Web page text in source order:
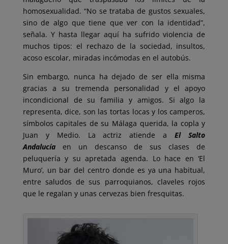
homosexualidad. “No se trataba de gustos sexuales,
sino de algo que tiene que ver con la identidad”,
señala. Y hasta llegar aquí ha sufrido violencia de
muchos tipos: el rechazo de la sociedad, insultos,
acoso escolar, miradas incómodas en el autobús.
Sin embargo, nunca ha dejado de ser ella misma
gracias a su tremenda personalidad y el apoyo
incondicional de su familia y amigos. Si algo la
representa, dice, son las tortas locas y los camperos,
símbolos capitales de su Málaga querida, la copla y
Juan y Medio. La actriz atiende aEl Salto
Andalucíaen un descanso de sus clases de
peluquería y su apretada agenda. Lo hace en ‘El
Muro’, un bar del centro donde es ya una habitual,
entre saludos de sus parroquianos, claveles rojos
que le regalan y unas cervezas bien fresquitas.